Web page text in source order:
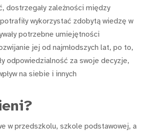
dostrzegały zależności między
wykorzystać zdobytą wiedzę w
potrzebne umiejętności
jej od najmłodszych lat, po to,
odpowiedzialność za swoje decyzje,
na siebie i innych
w przedszkolu, szkole podstawowej, a